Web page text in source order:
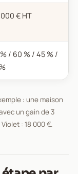
€ HT
/ 60 % / 45 % /
: une maison
un gain de 3
: 18 000 €.